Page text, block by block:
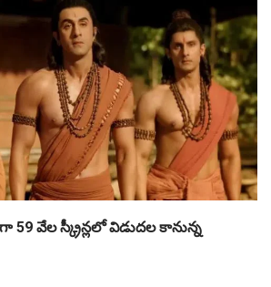
వేల స్క్రీన్లలో విడుదల కానున్న